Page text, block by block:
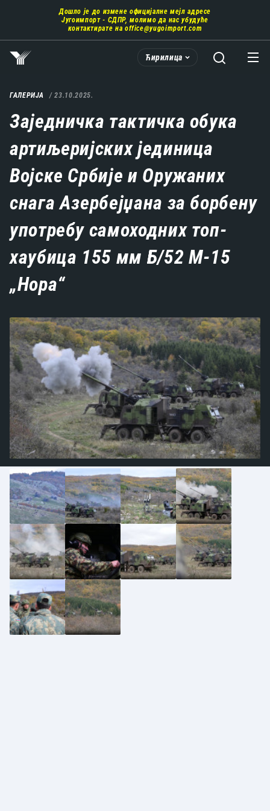
главни
део
садржаја
Дошло је до измене официјалне мејл адресе
Југоимпорт - СДПР, молимо да нас убудуће
контактирате на office@yugoimport.com
Ћирилица
ГАЛЕРИЈА 23.10.2025.
Заједничка тактичка обука
артиљеријских јединица
Војске Србије и Оружаних
снага Азербејџана за борбену
употребу самоходних топ-
хаубица 155 мм Б/52 М-15
„Нора“